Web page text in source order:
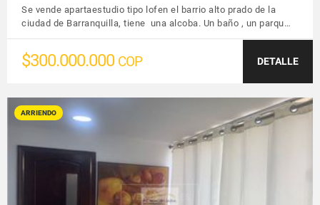
Se vende apartaestudio tipo lofen el barrio alto prado de la
ciudad de Barranquilla, tiene una alcoba. Un baño , un parqu…
$300.000.000 COP DETALLE
ARRIENDO
VER DETALLES